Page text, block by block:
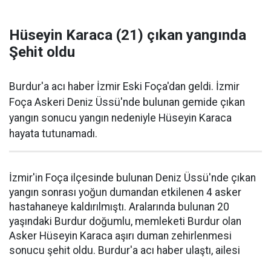
Hüseyin Karaca (21) çıkan yangında
Şehit oldu
Burdur'a acı haber İzmir Eski Foça'dan geldi. İzmir
Foça Askeri Deniz Üssü'nde bulunan gemide çıkan
yangın sonucu yangın nedeniyle Hüseyin Karaca
hayata tutunamadı.
İzmir'in Foça ilçesinde bulunan Deniz Üssü'nde çıkan
yangın sonrası yoğun dumandan etkilenen 4 asker
hastahaneye kaldırılmıştı. Aralarında bulunan 20
yaşındaki Burdur doğumlu, memleketi Burdur olan
Asker Hüseyin Karaca aşırı duman zehirlenmesi
sonucu şehit oldu. Burdur'a acı haber ulaştı, ailesi